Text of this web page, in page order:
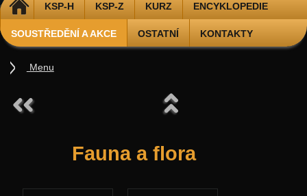
DOMŮ KSP-H KSP-Z KURZ ENCYKLOPEDIE
SOUSTŘEDĚNÍ A AKCE OSTATNÍ KONTAKTY
Fauna a flora
Menu
Podzimní 2026
Podzimní 2025